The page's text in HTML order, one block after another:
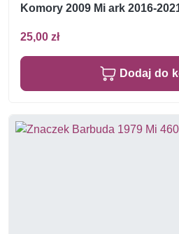
Komory 2009 Mi ark 2016-
25,00 zł
Dodaj do